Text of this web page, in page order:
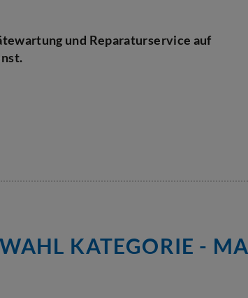
und Reparaturservice auf
KATEGORIE -